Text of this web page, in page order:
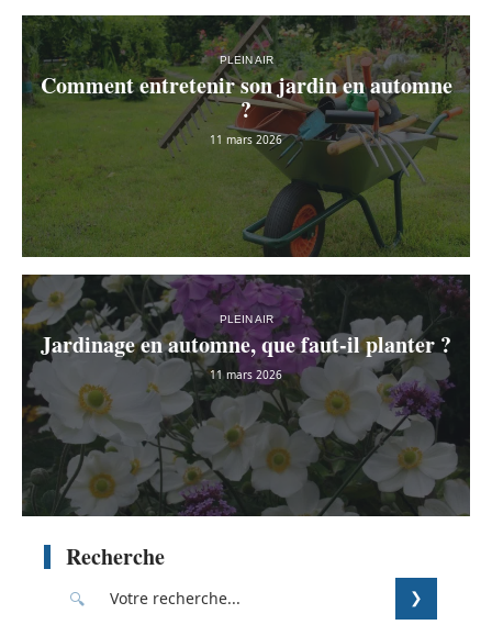
PLEIN AIR
Comment entretenir son jardin en automne
?
11 mars 2026
PLEIN AIR
Jardinage en automne, que faut-il planter ?
11 mars 2026
Recherche